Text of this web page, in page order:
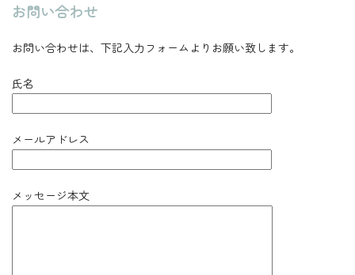
お問い合わせ
お問い合わせは、下記入力フォームよりお願い致します。
氏名
メールアドレス
メッセージ本文